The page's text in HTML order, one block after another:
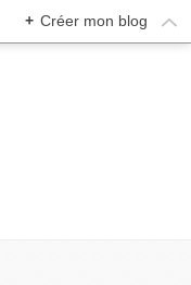
+ Créer mon blog